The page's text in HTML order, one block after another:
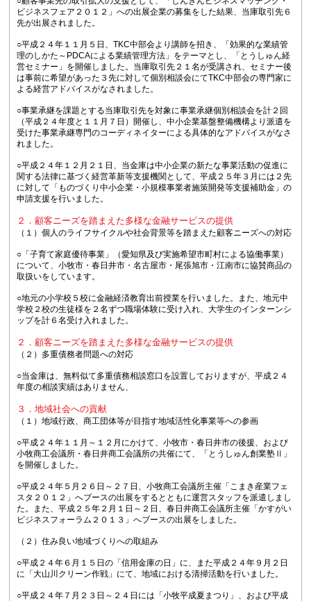
ビジネスフェア２０１２」への出展企業の募集をした結果、当庫取引先６
先が出展されました。
○平成２４年１１月５日、TKC中部会より講師を招き、「効果的な業績管
理のしかた～PDCAによる業績管理方法」をテーマとし、「とうしゅん経
営セミナー」を開催しました。当庫取引先２１名が受講され、セミナー後
は事前に希望があった３先に対して個別相談会にてTKC中部会の専門家に
よる経営アドバイスがなされました。
○事業承継を課題とする当庫取引先を対象に事業承継個別相談会を計２回
（平成２４年度と１１月７日）開催し、中小企業基盤整備機構より派遣を
受けた事業承継専門のコーディネイターによる具体的なアドバイスがなさ
れました。
○平成２４年１２月２１日、当金庫は中小企業の新たな事業活動の促進に
関する法律に基づく経営革新等支援機関として、平成２５年３月には２先
に対して「ものづくり中小企業・小規模事業者施策開発等支援補助金」の
申請支援を行いました。
２．顧客ニーズを踏まえた多様な金融サービスの提供
（１）個人のライフサイクルや社会背景等を踏まえた顧客ニーズへの対応
○「子育て家庭優待事業」（愛知県及び実施希望市町村による協働事業）
について、小牧市・春日井市・名古屋市・尾張旭市・江南市に協賛商品の
取扱いをしています。
○地元の小学校５校に金融経済教育出前授業を行いました。また、地元中
学校２校の生徒様を２名ずつ職場体験に受け入れ、大学生のインターンシ
ップを計６名受け入れました。
２．顧客ニーズを踏まえた多様な金融サービスの提供
（２）多重債務者問題への対応
○当金庫は、無料似て多重債務相談窓口を設置しておりますが、平成２４
年度の相談実績はありません、
３．地域社会への貢献
（１）地域行政、商工団体等が目指す地域活性化事業等への参画
○平成２４年１１月～１２月にかけて、小牧市・春日井市の後援、および
小牧商工会議所・春日井商工会議所の共催にて、「とうしゅん創業塾Ⅱ」
を開催しました。
○平成２４年５月２６日～２７日、小牧商工会議所主催「こまき産業フェ
スタ２０１２」へブースの出展をするとともに運営スタッフを派遣しまし
た。また、平成２５年２月１日～２日、春日井商工会議所主催「かすがい
ビジネスフォーラム２０１３」へブースの出展をしました。
（２）住み良い地域づくりへの取組み
○平成２４年６月１５日の「信用金庫の日」に、また平成２４年９月２日
に「大山川クリーン作戦」にて、地域における清掃活動を行いました。
○平成２４年７月２３日～２４日には「小牧平成夏まつり」、および平成